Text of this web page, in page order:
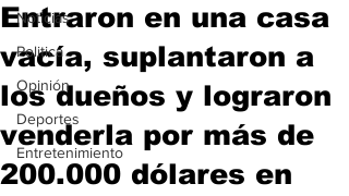
Noticias
Politica
Opinión
Deportes
Entretenimiento
Entraron en una casa
vacía, suplantaron a
los dueños y lograron
venderla por más de
200.000 dólares en